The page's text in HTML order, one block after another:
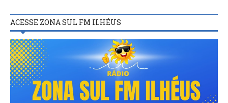
ACESSE ZONA SUL FM ILHÉUS